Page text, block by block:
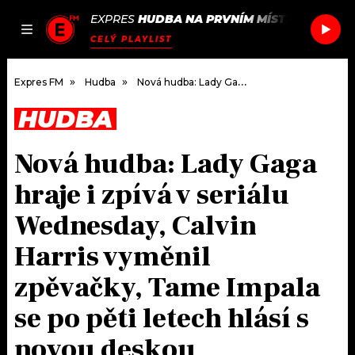
JAK
SEZNAM.CZ
EXPRES HUDBA NA PRVNÍM MÍSTĚ ALOOF
CELÝ PLAYLIST
DOMŮ
ČLÁNKY
AKTUÁLNĚ
HUDBA
ROZHOVORY
#NEBUDUDOMA
PODCASTY
JAK NALADIT
RÁDIO
APLIKACE
SOUTĚŽE
Expres FM Hudba Nová hudba: Lady Gaga hraje i zpívá v seriálu Wednesday, Calvin Harris vyměnil zpěvačky, Tame Impala se po pěti letech hlásí s novou deskou
HUDBA
Nová hudba: Lady Gaga
hraje i zpívá v seriálu
Wednesday, Calvin
Harris vyměnil
zpěvačky, Tame Impala
se po pěti letech hlásí s